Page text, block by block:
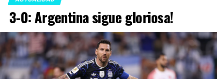
3-0: Argentina sigue gloriosa!